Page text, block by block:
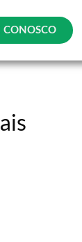
CONOSCO